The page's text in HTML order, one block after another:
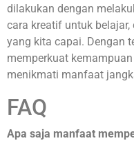
dilakukan dengan
cara kreatif untuk
yang kita capai. Dengan
memperkuat
menikmati manfaat
FAQ
Apa saja manfaat